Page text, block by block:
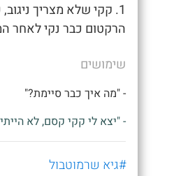
1. קקי שלא מצריך
הרקטום כבר נקי לאחר
שימושים
- "מה איך כבר סיימת?"
- "יצא לי קקי קסם, לא
#גיא שרמוטבול